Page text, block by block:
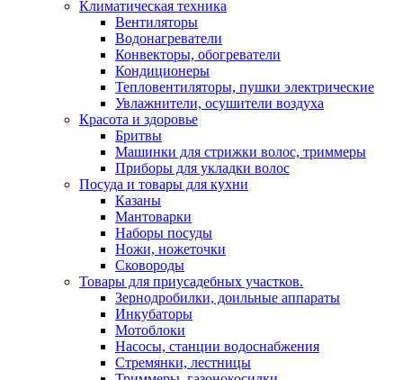
Климатическая техника
Вентиляторы
Водонагреватели
Конвекторы, обогреватели
Кондиционеры
Тепловентиляторы, пушки электрические
Увлажнители, осушители воздуха
Красота и здоровье
Бритвы
Машинки для стрижки волос, триммеры
Приборы для укладки волос
Посуда и товары для кухни
Казаны
Мантоварки
Наборы посуды
Ножи, ножеточки
Сковороды
Товары для приусадебных участков.
Зернодробилки, доильные аппараты
Инкубаторы
Мотоблоки
Насосы, станции водоснабжения
Стремянки, лестницы